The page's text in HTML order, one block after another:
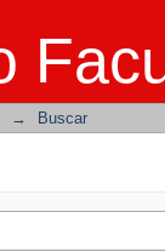
→ Buscar